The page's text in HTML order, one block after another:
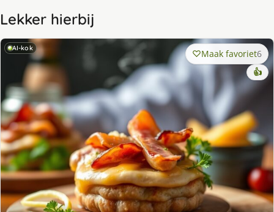
Lekker hierbij
AI-kok Maak favoriet6
👍